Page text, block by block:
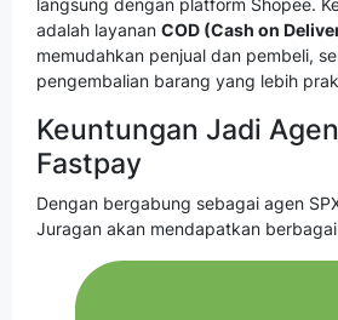
langsung dengan platform Shopee.
adalah layanan COD (Cash on
memudahkan penjual dan pembeli,
pengembalian barang yang lebih
Keuntungan Jadi
Fastpay
Dengan bergabung sebagai agen
Juragan akan mendapatkan